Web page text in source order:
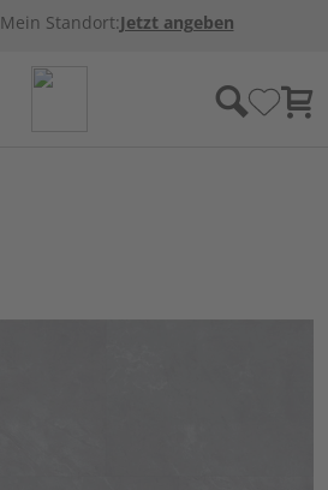
Mein Standort:Jetzt angeben